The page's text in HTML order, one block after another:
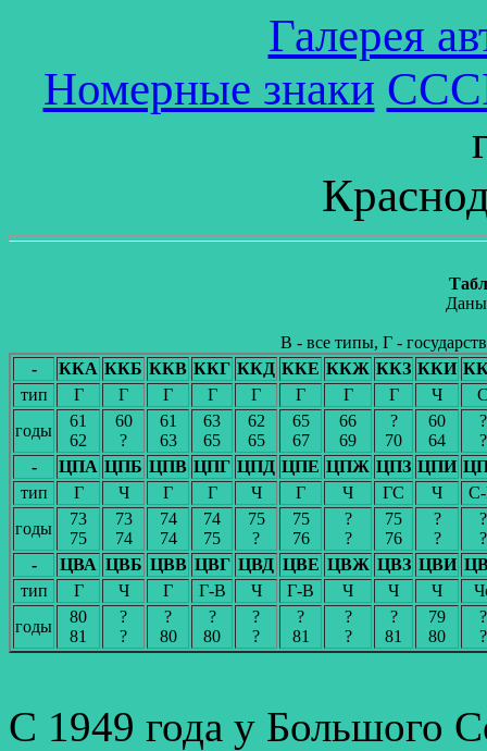
Галерея
Номерные знаки
Даны
В - все типы, Г -
-
ККА ККБ ККВ ККГ ККД ККЕ ККЖ ККЗ ККИ
тип
Г Г Г Г Г Г Г Г Ч
годы
61
62
60
?
61
63
63
65
62
65
65
67
66
69
?
70
60
64
?
?
-
ЦПА ЦПБ ЦПВ ЦПГ ЦПД ЦПЕ ЦПЖ ЦПЗ ЦПИ
тип
Г Ч Г Г Ч Г Ч ГС Ч
годы
73
75
73
74
74
74
74
75
75
?
75
76
?
?
75
76
?
?
?
?
-
ЦВА ЦВБ ЦВВ ЦВГ ЦВД ЦВЕ ЦВЖ ЦВЗ ЦВИ
тип
Г Ч Г Г-В Ч Г-В Ч Ч Ч
годы
80
81
?
?
?
80
?
80
?
?
?
81
?
?
?
81
79
80
?
?
С 1949 года у Большого